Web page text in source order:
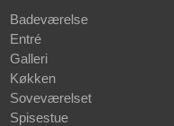
Badeværelse
Entré
Galleri
Køkken
Soveværelset
Spisestue